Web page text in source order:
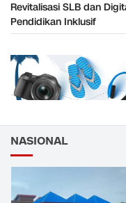
Revitalisasi SLB dan
Pendidikan Inklusif
NASIONAL